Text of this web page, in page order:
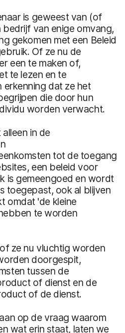
is geweest van (of
van enige omvang,
gekomen met een Beleid
Of ze nu de
een te maken of,
te lezen en te
erkenning dat ze het
die door hun
worden verwacht.
in de
tot de toegang
een beleid voor
is gemeengoed en wordt
toegepast, ook al blijven
omdat 'de kleine
te worden
ze nu vluchtig worden
doorgespit,
tussen de
of dienst en de
of de dienst.
op de vraag waarom
wat erin staat, laten we